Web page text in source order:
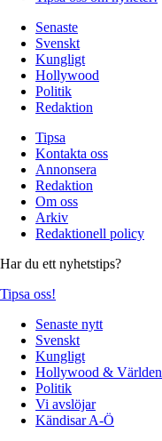
Senaste
Svenskt
Kungligt
Hollywood
Politik
Redaktion
Tipsa
Kontakta oss
Annonsera
Redaktion
Om oss
Arkiv
Redaktionell policy
Har du ett nyhetstips?
Tipsa oss!
Senaste nytt
Svenskt
Kungligt
Hollywood & Världen
Politik
Vi avslöjar
Kändisar A-Ö